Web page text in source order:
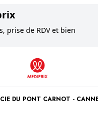
prise de RDV et bien
DU PONT CARNOT -